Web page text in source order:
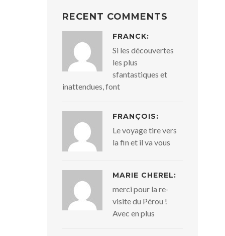
RECENT COMMENTS
FRANCK:
Si les découvertes
les plus
sfantastiques et
inattendues, font
FRANÇOIS:
Le voyage tire vers
la fin et il va vous
MARIE CHEREL:
merci pour la re-
visite du Pérou !
Avec en plus